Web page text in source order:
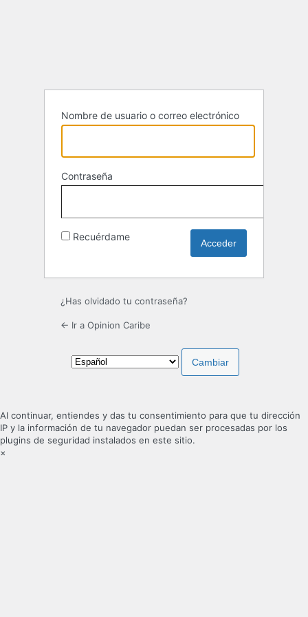
Nombre de usuario o correo electrónico
Contraseña
Recuérdame
¿Has olvidado tu contraseña?
← Ir a Opinion Caribe
Idioma
Al continuar, entiendes y das tu consentimiento para que tu dirección
IP y la información de tu navegador puedan ser procesadas por los
plugins de seguridad instalados en este sitio.
×